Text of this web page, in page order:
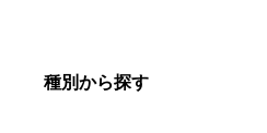
種別から探す